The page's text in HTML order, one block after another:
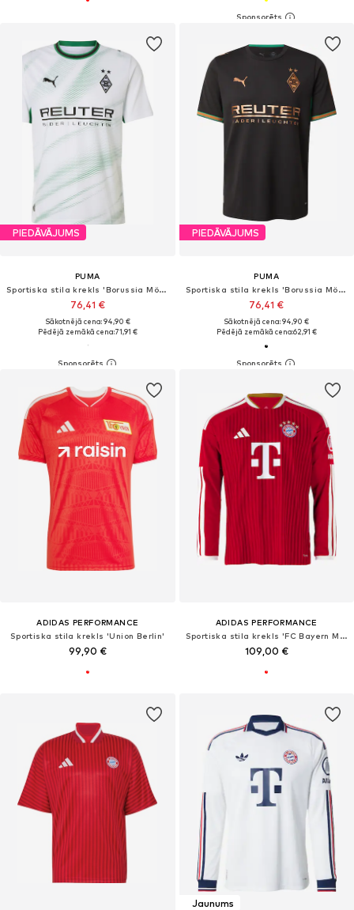
PIEDĀVĀJUMS
PUMA
Sportiska stila krekls 'Borussia Mönchengladbach 2026/27'
76,41 €
Sākotnējā cena: 94,90 €
Pēdējā zemākā cena:71,91 €
PIEDĀVĀJUMS
PUMA
Sportiska stila krekls 'Borussia Mönchengladbach 2026/27'
76,41 €
Sākotnējā cena: 94,90 €
Pēdējā zemākā cena:62,91 €
ADIDAS PERFORMANCE
Sportiska stila krekls 'Union Berlin'
99,90 €
ADIDAS PERFORMANCE
Sportiska stila krekls 'FC Bayern München Home 26-27'
109,00 €
Jaunums